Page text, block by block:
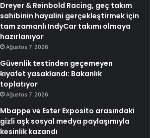
Dreyer & Reinbold Racing, geç takım
sahibinin hayalini gerçekleştirmek için
tam zamanlı IndyCar takımı olmaya
hazırlanıyor
Ağustos 7, 2026
Güvenlik testinden geçemeyen
kıyafet yasaklandı: Bakanlık
toplatıyor
Ağustos 7, 2026
Mbappe ve Ester Exposito arasındaki
gizli aşk sosyal medya paylaşımıyla
kesinlik kazandı